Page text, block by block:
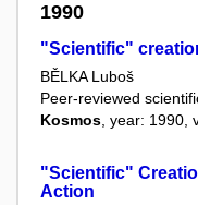
1990
"Scientific"
BĚLKA Luboš
Peer-reviewed
Kosmos , year: 1990,
"Scientific"
Action